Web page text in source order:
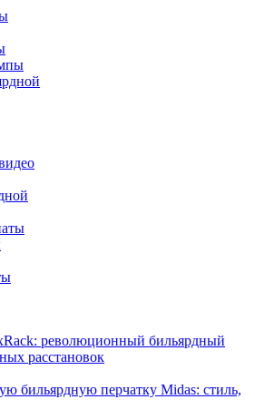
революционный бильярдный
расстановок
бильярдную перчатку Midas: стиль,